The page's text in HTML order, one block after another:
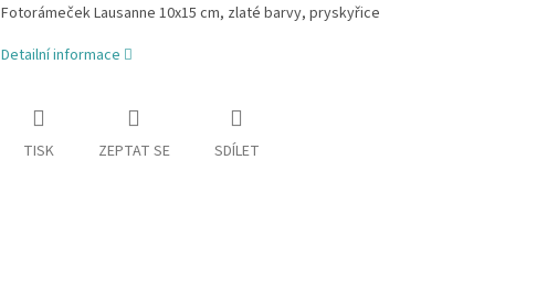
Fotorámeček Lausanne 10x15 cm, zlaté barvy, pryskyřice
Detailní informace
TISK ZEPTAT SE SDÍLET